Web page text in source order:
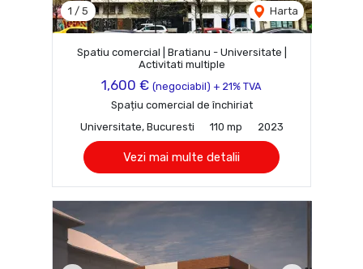
1 / 5 Harta
Spatiu comercial | Bratianu - Universitate |
Activitati multiple
1,600 € (negociabil) + 21% TVA
Spațiu comercial de închiriat
Universitate, Bucuresti
110 mp 2023
Vezi mai multe detalii